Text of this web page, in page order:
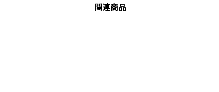
関連商品